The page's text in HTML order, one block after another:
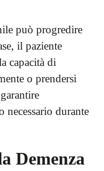
può progredire
il paziente
capacità di
o prendersi
necessario durante
Demenza